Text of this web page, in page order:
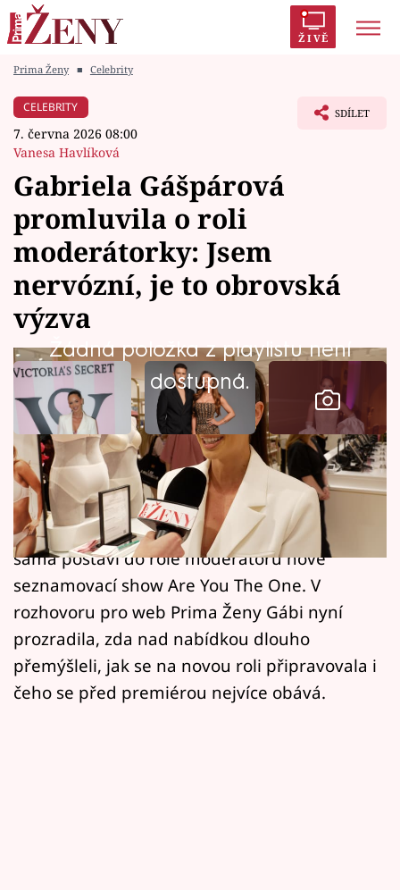
ŽIVĚ
Módní alarm
Témata
Celebrity
Vztahy
Seriály
Horoskopy
Sledujte prima+
Filmový festival Karlovy Vary
Pořady
Mámy sobě
Přihlášení
Sledujte nás
Prima Ženy ■ Celebrity
CELEBRITY
7. června 2026 08:00
Vanesa Havlíková
SDÍLET
Gabriela Gášpárová
promluvila o roli
moderátorky: Jsem
nervózní, je to obrovská
výzva
Žádná položka z playlistu není
dostupná.
Gabriela Gášpárová a Petr Havránek stojí
před novou životní výzvou. Dvojice, která se
dala dohromady díky reality show, se nyní
sama postaví do role moderátorů nové
seznamovací show Are You The One. V
rozhovoru pro web Prima Ženy Gábi nyní
prozradila, zda nad nabídkou dlouho
přemýšleli, jak se na novou roli připravovala i
čeho se před premiérou nejvíce obává.